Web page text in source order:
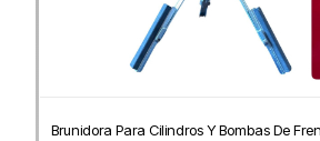
Brunidora Para Cilindros Y Bombas De